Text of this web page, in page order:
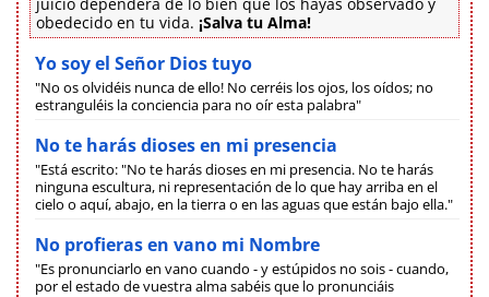
obedecido en tu vida. ¡Salva tu Alma!
Yo soy el Señor Dios tuyo
"No os olvidéis nunca de ello! No cerréis los ojos, los oídos; no
estranguléis la conciencia para no oír esta palabra"
No te harás dioses en mi presencia
"Está escrito: "No te harás dioses en mi presencia. No te harás
ninguna escultura, ni representación de lo que hay arriba en el
cielo o aquí, abajo, en la tierra o en las aguas que están bajo ella."
No profieras en vano mi Nombre
"Es pronunciarlo en vano cuando - y estúpidos no sois - cuando,
por el estado de vuestra alma sabéis que lo pronunciáis